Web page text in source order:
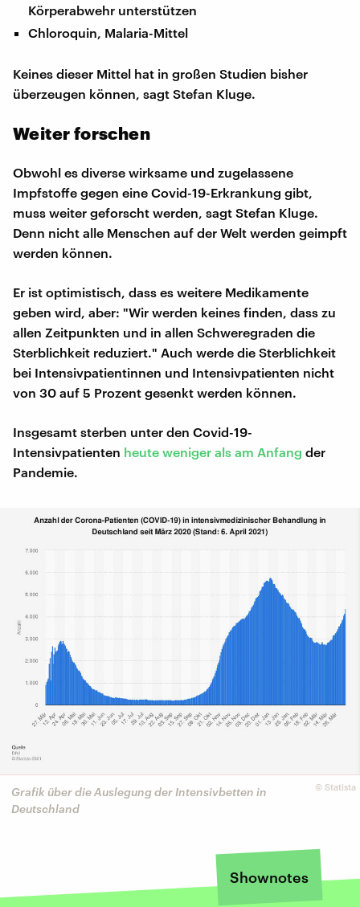
Körperabwehr unterstützen
Chloroquin, Malaria-Mittel
Keines dieser Mittel hat in großen Studien bisher
überzeugen können, sagt Stefan Kluge.
Weiter forschen
Obwohl es diverse wirksame und zugelassene
Impfstoffe gegen eine Covid-19-Erkrankung gibt,
muss weiter geforscht werden, sagt Stefan Kluge.
Denn nicht alle Menschen auf der Welt werden geimpft
werden können.
Er ist optimistisch, dass es weitere Medikamente
geben wird, aber: "Wir werden keines finden, dass zu
allen Zeitpunkten und in allen Schweregraden die
Sterblichkeit reduziert." Auch werde die Sterblichkeit
bei Intensivpatientinnen und Intensivpatienten nicht
von 30 auf 5 Prozent gesenkt werden können.
Insgesamt sterben unter den Covid-19-
Intensivpatienten heute weniger als am Anfang der
Pandemie.
© Statista
Grafik über die Auslegung der Intensivbetten in
Deutschland
Shownotes